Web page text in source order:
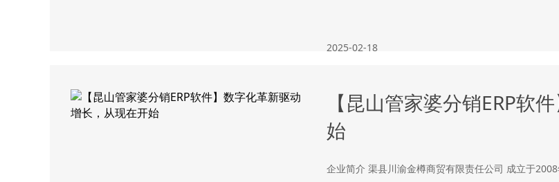
2025-02-18
【昆山管家婆分销ERP软
始
企业简介 渠县川渝金樽商贸有限责任公司 成立于